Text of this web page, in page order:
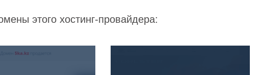
этого хостинг-провайдера: